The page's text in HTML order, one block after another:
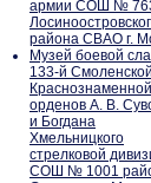
армии СОШ №
района СВАО г.
Музей боевой
133-й Смоленской
Краснознаменной
орденов А. В.
и Богдана
Хмельницкого
стрелковой
СОШ № 1001